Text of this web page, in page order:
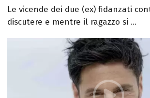
Le vicende dei due (ex) fidanzati
discutere e mentre il ragazzo si ...